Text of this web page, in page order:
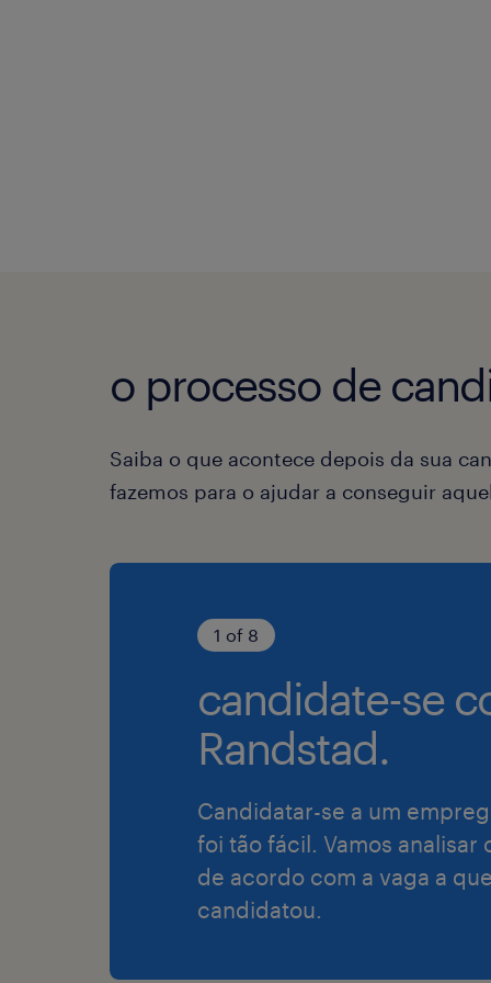
o processo de
Saiba o que acontece depois da sua
fazemos para o ajudar a conseguir
1 of 8
candidate-se
Randstad.
Candidatar-se a um
foi tão fácil. Vamos analisar
de acordo com a vaga a
candidatou.